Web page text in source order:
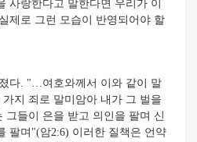
사랑한다고 말한다면 우리가 이
제로 그런 모습이 반영되어야 할
다. "…여호와께서 이와 같이 말
지 죄로 말미암아 내가 그 벌을
그들이 은을 받고 의인을 팔며 신
팔며"(암2:6) 이러한 질책은 언약